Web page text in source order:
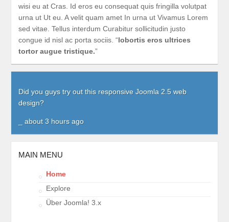
wisi eu at Cras. Id eros eu consequat quis fringilla volutpat
urna ut Ut eu. A velit quam amet In urna ut Vivamus Lorem
sed vitae. Tellus interdum Curabitur sollicitudin justo
congue id nisl ac porta sociis. “lobortis eros ultrices
tortor augue tristique.”
Did you guys try out this responsive Joomla 2.5 web
design?
_ about 3 hours ago
MAIN MENU
Home
Explore
Über Joomla! 3.x